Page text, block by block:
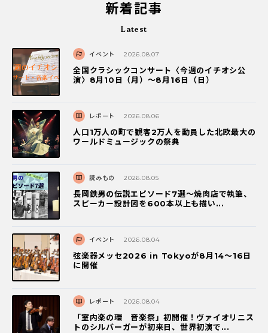
新着記事
Latest
イベント 2026.08.07
全国クラシックコンサート〈今週のイチオシ公
演〉8月10日（月）～8月16日（日）
レポート 2026.08.06
人口1万人の町で観客2万人を動員した北欧最大の
ワールドミュージックの祭典
読みもの 2026.08.05
長岡鉄男の伝説エピソード7選〜焼肉店で執筆、
スピーカー設計図を600本以上も描い...
イベント 2026.08.04
弦楽器メッセ2026 in Tokyoが8月14～16日
に開催
レポート 2026.08.04
「室内楽の環 音楽祭」初開催！ヴァイオリニス
トのシルバーガーが初来日、世界初演で...